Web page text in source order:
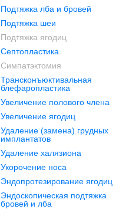
Подтяжка лба и бровей
Подтяжка шеи
Подтяжка ягодиц
Септопластика
Симпатэктомия
Трансконъюктивальная
блефаропластика
Увеличение полового члена
Увеличение ягодиц
Удаление (замена) грудных
имплантатов
Удаление халязиона
Укорочение носа
Эндопротезирование ягодиц
Эндоскопическая подтяжка
бровей и лба